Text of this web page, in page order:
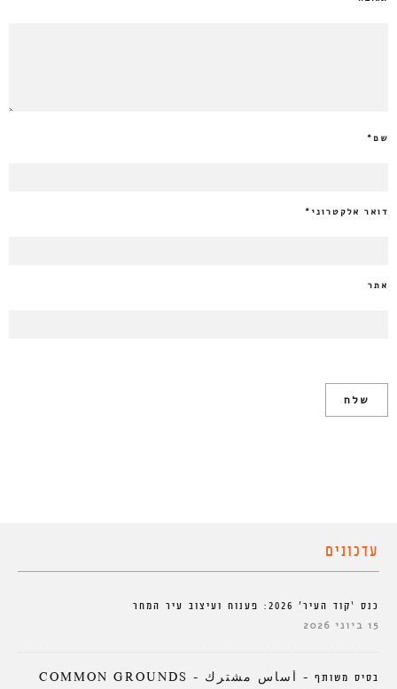
שם*
דואר אלקטרוני *
אתר
עדכונים
כנס ‘קוד העיר’ 2026: פענוח ועיצוב עיר המחר
15 ביוני 2026
בסיס משותף – أساس مشترك – COMMON GROUNDS